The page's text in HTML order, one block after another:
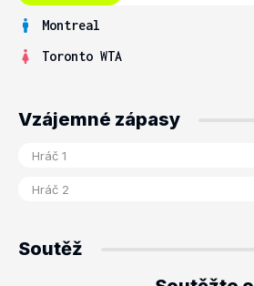
Montreal
Toronto WTA
Vzájemné zápasy
Soutěž